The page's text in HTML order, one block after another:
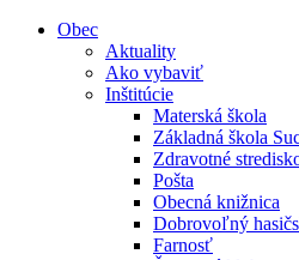
Obec
Aktuality
Ako vybaviť
Inštitúcie
Materská škola
Základná škola
Zdravotné
Pošta
Obecná knižnica
Dobrovoľný
Farnosť